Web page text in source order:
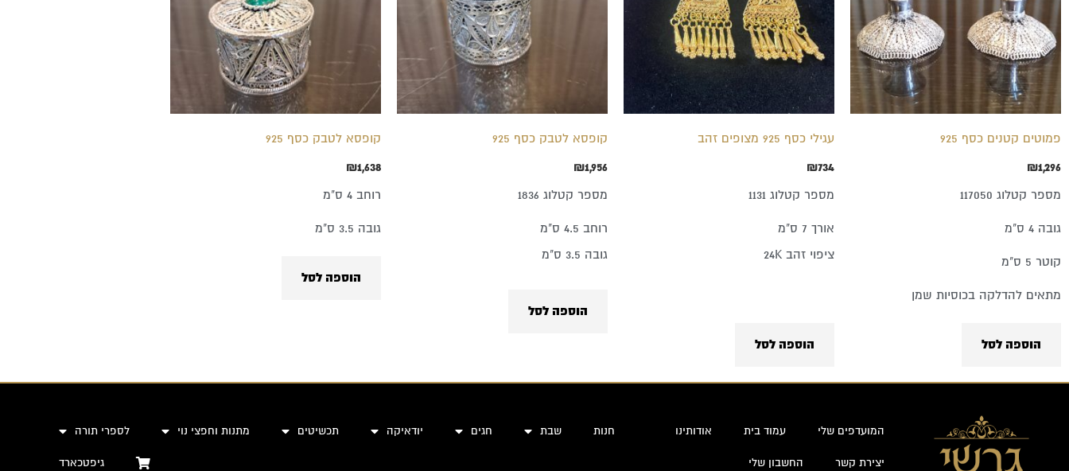
פמוטים קטנים כסף 925
₪1,296
מספר קטלוג 117050
גובה 4 ס"מ
קוטר 5 ס"מ
מתאים להדלקה בכוסיות שמן
הוספה לסל
עגילי כסף 925 מצופים זהב
₪734
מספר קטלוג 1131
אורך 7 ס"מ
ציפוי זהב 24K
הוספה לסל
קופסא לטבק כסף 925
₪1,956
מספר קטלוג 1836
רוחב 4.5 ס"מ
גובה 3.5 ס"מ
הוספה לסל
קופסא לטבק כסף 925
₪1,638
רוחב 4 ס"מ
גובה 3.5 ס"מ
הוספה לסל
המועדפים שלי עמוד בית אודותינו
יצירת קשר החשבון שלי
חנות שבת חגים יודאיקה תכשיטים מתנות וחפצי נוי לספרי תורה
גיפטכארד